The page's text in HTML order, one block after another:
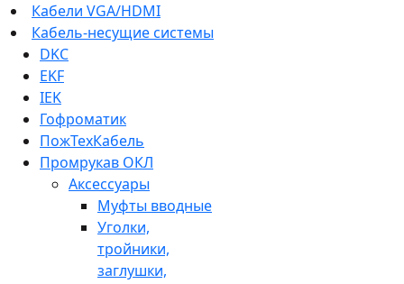
Кабели VGA/HDMI
Кабель-несущие системы
DKC
EKF
IEK
Гофроматик
ПожТехКабель
Промрукав ОКЛ
Аксессуары
Муфты вводные
Уголки,
тройники,
заглушки,